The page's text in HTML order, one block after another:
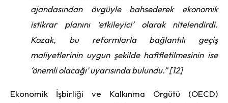
ajandasından övgüyle bahsederek ekonomik
istikrar planını ‘etkileyici’ olarak nitelendirdi.
Kozak, bu reformlarla bağlantılı geçiş
maliyetlerinin uygun şekilde hafifletilmesinin ise
‘önemli olacağı’ uyarısında bulundu.” [12]
Ekonomik İşbirliği ve Kalkınma Örgütü (OECD)